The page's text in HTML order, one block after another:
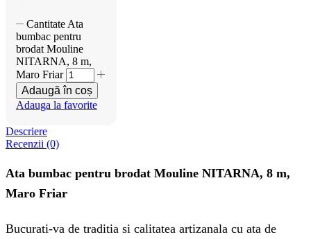
Cantitate Ata
bumbac pentru
brodat Mouline
NITARNA, 8 m,
Maro Friar
Adaugă în coș
Adauga la favorite
Descriere
Recenzii (0)
Ata bumbac pentru brodat Mouline NITARNA, 8 m,
Maro Friar
Bucurati-va de traditia si calitatea artizanala cu ata de